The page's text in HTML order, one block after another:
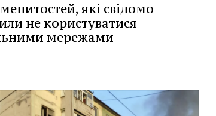
які свідомо
не користуватися
мережами